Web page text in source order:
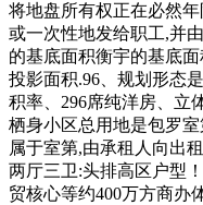
将地盘所有权正在必然
或一次性地发给职工,并
的基底面积衡宇的基底
投影面积.96、规划形态
积率、296席纯洋房、立
栖身小区总用地是包罗
属于室第,由承租人向出
两厅三卫:头排高区户型
贸核心等约400万方商办